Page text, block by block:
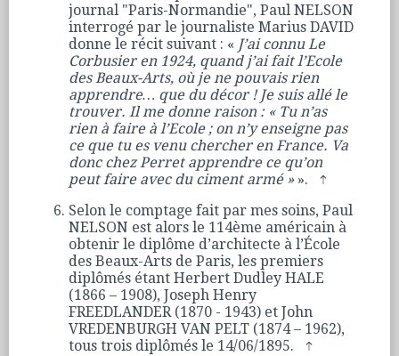
journal "Paris-Normandie", Paul NELSON
interrogé par le journaliste Marius DAVID
donne le récit suivant : « J’ai connu Le
Corbusier en 1924, quand j’ai fait l’Ecole
des Beaux-Arts, où je ne pouvais rien
apprendre… que du décor ! Je suis allé le
trouver. Il me donne raison : « Tu n’as
rien à faire à l’Ecole ; on n’y enseigne pas
ce que tu es venu chercher en France. Va
donc chez Perret apprendre ce qu’on
peut faire avec du ciment armé »».
Selon le comptage fait par mes soins, Paul
NELSON est alors le 114ème américain à
obtenir le diplôme d’architecte à l’École
des Beaux-Arts de Paris, les premiers
diplômés étant Herbert Dudley HALE
(1866 – 1908), Joseph Henry
FREEDLANDER (1870 - 1943) et John
VREDENBURGH VAN PELT (1874 – 1962),
tous trois diplômés le 14/06/1895.